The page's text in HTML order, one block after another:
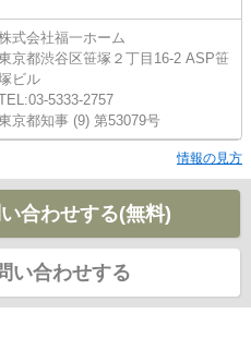
式会社福一ホーム
京都渋谷区笹塚２丁目16-2 ASP笹
ビル
5333-2757
京都知事 (9) 第53079号
情報の見方
合わせする(無料)
い合わせする